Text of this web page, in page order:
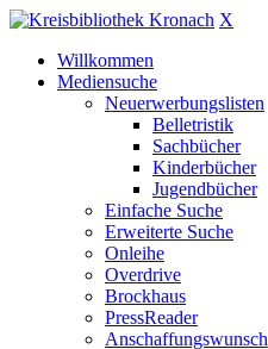
X
Willkommen
Mediensuche
Neuerwerbungslisten
Belletristik
Sachbücher
Kinderbücher
Jugendbücher
Einfache Suche
Erweiterte Suche
Onleihe
Overdrive
Brockhaus
PressReader
Anschaffungswunsch